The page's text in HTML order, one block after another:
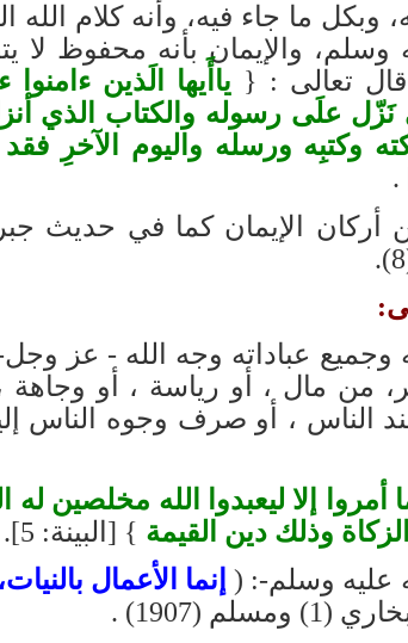
ما جاء فيه، وأنه كلام الله
والإيمان بأنه محفوظ لا
تعالى : { ياأَيها الَذين ءامنوا
نَزّل علَى رسوله والكتاب الذي
وكتبِه ورسله واليوم الآخرِ
الإيمان كما في حديث
عباداته وجه الله - عز
من مال ، أو رياسة ، أو وجاهة ،
الناس ، أو صرف وجوه الناس
أمروا إلا ليعبدوا الله مخلصين له
وذلك دين القيمة } [البينة: 5].‏
وسلم-: ( إنما الأعمال
(1907) .‏